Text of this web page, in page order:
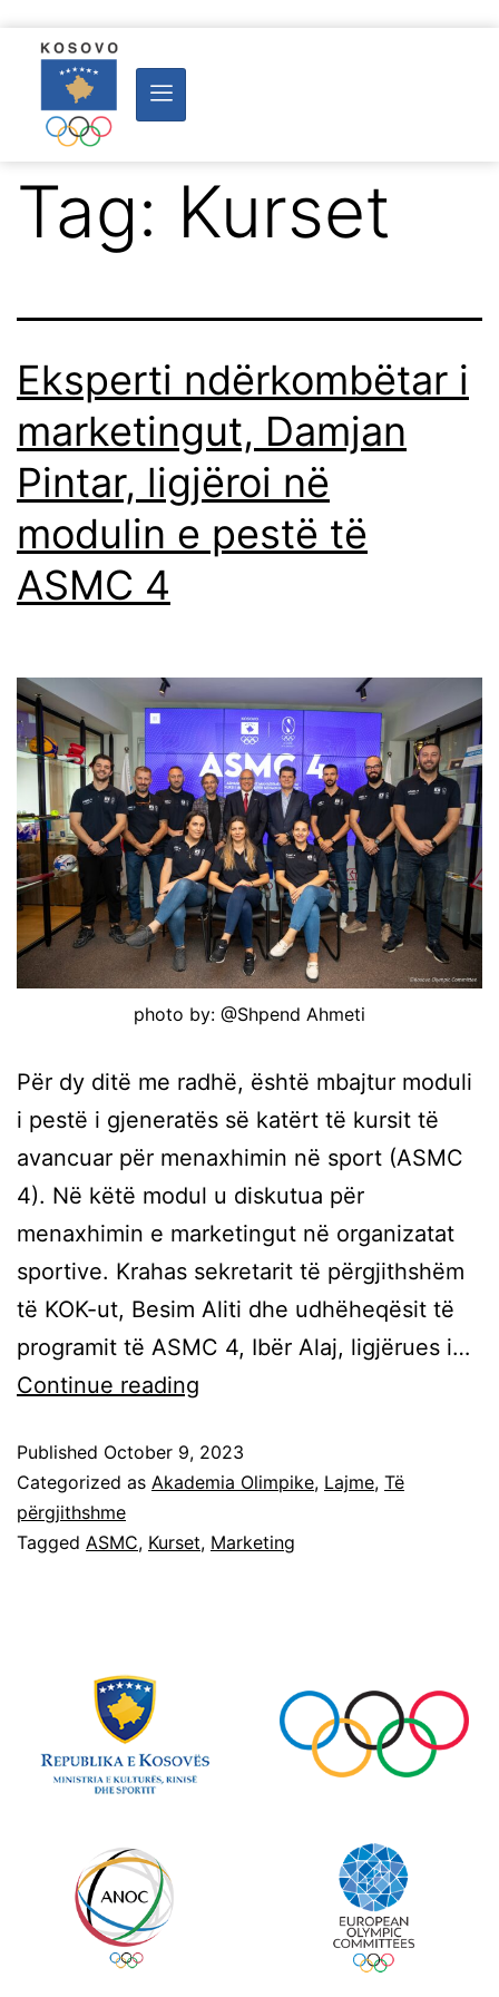
Tag: Kurset
Eksperti ndërkombëtar i
marketingut, Damjan
Pintar, ligjëroi në
modulin e pestë të
ASMC 4
photo by: @Shpend Ahmeti
Për dy ditë me radhë, është mbajtur moduli
i pestë i gjeneratës së katërt të kursit të
avancuar për menaxhimin në sport (ASMC
4). Në këtë modul u diskutua për
menaxhimin e marketingut në organizatat
sportive. Krahas sekretarit të përgjithshëm
të KOK-ut, Besim Aliti dhe udhëheqësit të
programit të ASMC 4, Ibër Alaj, ligjërues i…
Continue reading
Published October 9, 2023
Categorized as Akademia Olimpike, Lajme, Të
përgjithshme
Tagged ASMC, Kurset, Marketing